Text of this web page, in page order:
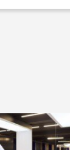
מתנהלים מול